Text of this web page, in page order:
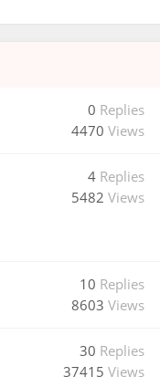
0 Replies
4470 Views
4 Replies
5482 Views
10 Replies
8603 Views
30 Replies
37415 Views